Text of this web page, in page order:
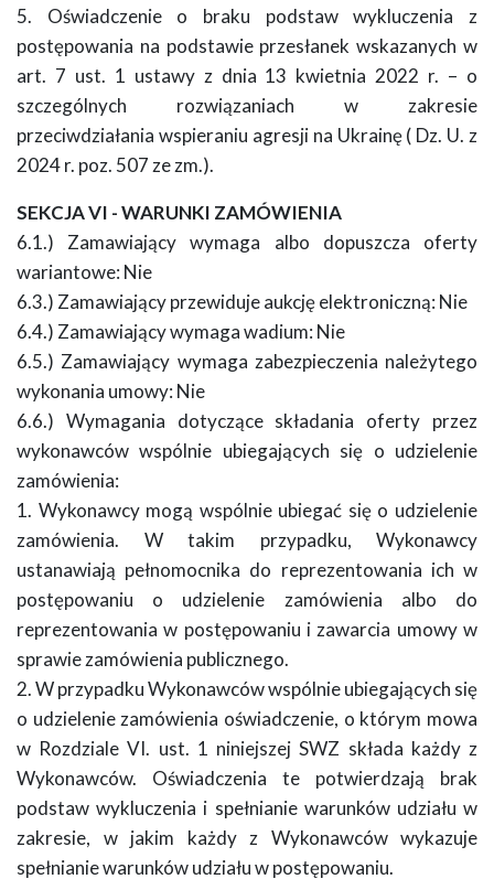
5. Oświadczenie o braku podstaw wykluczenia z
postępowania na podstawie przesłanek wskazanych w
art. 7 ust. 1 ustawy z dnia 13 kwietnia 2022 r. – o
szczególnych rozwiązaniach w zakresie
przeciwdziałania wspieraniu agresji na Ukrainę ( Dz. U. z
2024 r. poz. 507 ze zm.).
SEKCJA VI - WARUNKI ZAMÓWIENIA
6.1.) Zamawiający wymaga albo dopuszcza oferty
wariantowe: Nie
6.3.) Zamawiający przewiduje aukcję elektroniczną: Nie
6.4.) Zamawiający wymaga wadium: Nie
6.5.) Zamawiający wymaga zabezpieczenia należytego
wykonania umowy: Nie
6.6.) Wymagania dotyczące składania oferty przez
wykonawców wspólnie ubiegających się o udzielenie
zamówienia:
1. Wykonawcy mogą wspólnie ubiegać się o udzielenie
zamówienia. W takim przypadku, Wykonawcy
ustanawiają pełnomocnika do reprezentowania ich w
postępowaniu o udzielenie zamówienia albo do
reprezentowania w postępowaniu i zawarcia umowy w
sprawie zamówienia publicznego.
2. W przypadku Wykonawców wspólnie ubiegających się
o udzielenie zamówienia oświadczenie, o którym mowa
w Rozdziale VI. ust. 1 niniejszej SWZ składa każdy z
Wykonawców. Oświadczenia te potwierdzają brak
podstaw wykluczenia i spełnianie warunków udziału w
zakresie, w jakim każdy z Wykonawców wykazuje
spełnianie warunków udziału w postępowaniu.